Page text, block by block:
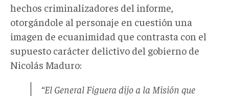
hechos criminalizadores del informe,
otorgándole al personaje en cuestión una
imagen de ecuanimidad que contrasta con el
supuesto carácter delictivo del gobierno de
Nicolás Maduro:
“El General Figuera dijo a la Misión que